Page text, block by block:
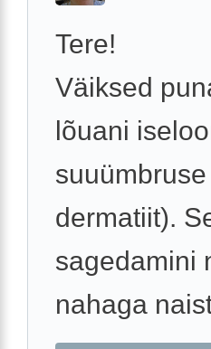
Tere!
Väiksed
lõuani
dermatiit).
sagedamini
nahaga